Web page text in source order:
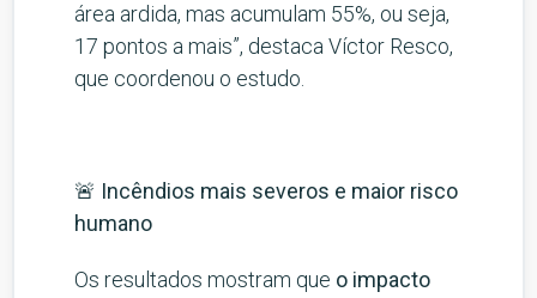
área ardida, mas acumulam 55%, ou seja,
17 pontos a mais”, destaca Víctor Resco,
que coordenou o estudo.
🚨 Incêndios mais severos e maior risco
humano
Os resultados mostram que o impacto